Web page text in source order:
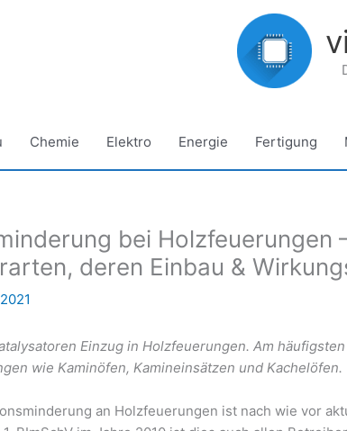
Chemie Elektro Energie Fertigung
bei Holzfeuerungen
deren Einbau &
Einzug in Holzfeuerungen. Am
wie Kaminöfen, Kamineinsätzen und Kachelöfen.
an Holzfeuerungen ist nach wie vor